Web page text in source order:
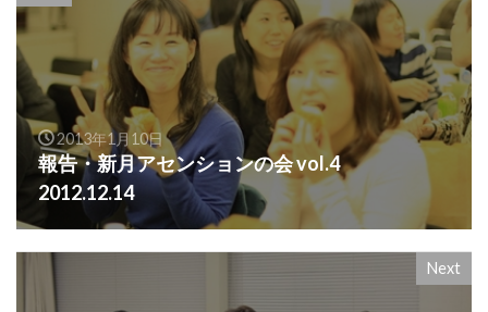
2013年1月10日
報告・新月アセンションの会 vol.4
2012.12.14
Next